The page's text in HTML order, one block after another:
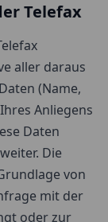
Telefax
aller daraus
(Name,
Anliegens
Daten
Die
von
mit der
oder zur